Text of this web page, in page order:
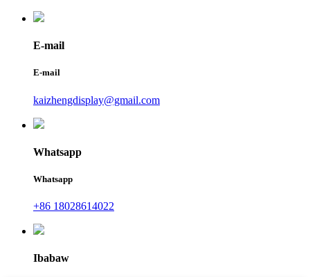
E-mail
E-mail
kaizhengdisplay@gmail.com
Whatsapp
Whatsapp
+86 18028614022
Ibabaw